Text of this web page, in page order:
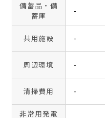
備蓄品・備
蓄庫
-
共用施設 -
周辺環境 -
清掃費用 -
非常用発電